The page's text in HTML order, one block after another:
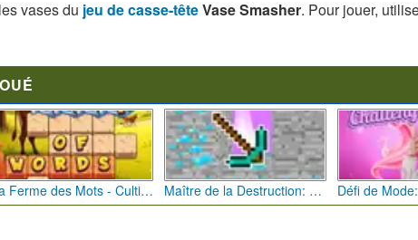
vases du jeu de casse-têteVase Smasher. Pour jouer,
La Ferme des Mots - Cultivez votre Vocabulaire Maître de la Destruction: Fusion de Pioches